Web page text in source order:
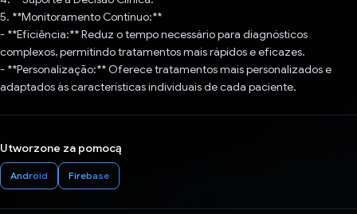
5. **Monitoramento Contínuo:**
- **Eficiência:** Reduz o tempo necessário para diagnósticos
complexos, permitindo tratamentos mais rápidos e eficazes.
- **Personalização:** Oferece tratamentos mais personalizados e
adaptados às características individuais de cada paciente.
Utworzone za pomocą
Android Firebase